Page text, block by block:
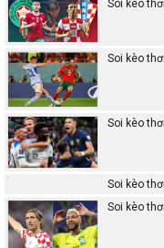
Soi kèo
Soi kèo
Soi kèo
Soi kèo
Soi kèo